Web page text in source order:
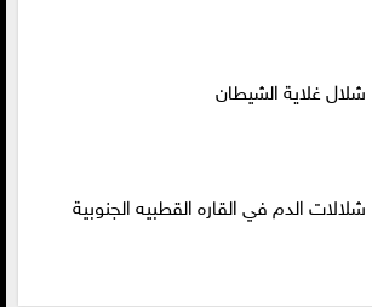
شلال غلاية الشيطان
شلالات الدم في القاره القطبيه الجنوبية